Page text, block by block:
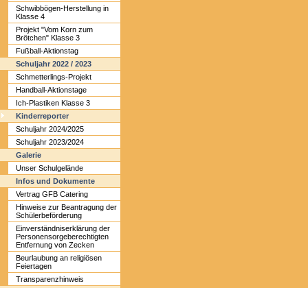
Schwibbögen-Herstellung in
Klasse 4
Projekt "Vom Korn zum
Brötchen" Klasse 3
Fußball-Aktionstag
Schuljahr 2022 / 2023
Schmetterlings-Projekt
Handball-Aktionstage
Ich-Plastiken Klasse 3
Kinderreporter
Schuljahr 2024/2025
Schuljahr 2023/2024
Galerie
Unser Schulgelände
Infos und Dokumente
Vertrag GFB Catering
Hinweise zur Beantragung der
Schülerbeförderung
Einverständniserklärung der
Personensorgeberechtigten
Entfernung von Zecken
Beurlaubung an religiösen
Feiertagen
Transparenzhinweis